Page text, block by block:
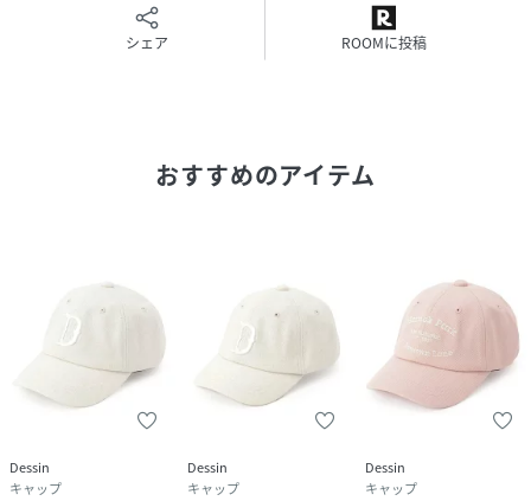
シェア ROOMに投稿
おすすめのアイテム
Dessin
キャップ
Dessin
キャップ
Dessin
キャップ